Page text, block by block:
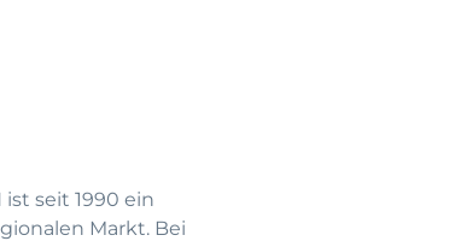
seit 1990 ein
Markt. Bei